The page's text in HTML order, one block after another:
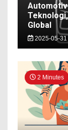
Global
2025-05-31
2 Minutes